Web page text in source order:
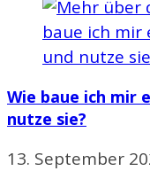
Wie baue ich mir
nutze sie?
13. September